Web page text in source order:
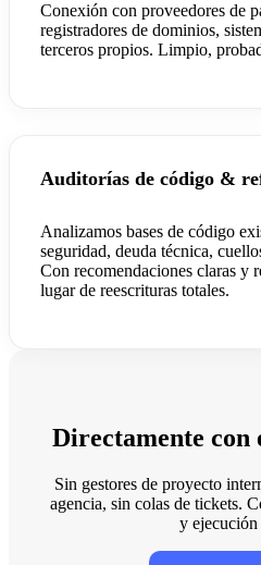
Conexión con proveedores de
registradores de dominios,
terceros propios. Limpio,
Auditorías de código &
Analizamos bases de código
seguridad, deuda técnica,
Con recomendaciones claras y
lugar de reescrituras totales.
Directamente
Sin gestores de proyecto
agencia, sin colas de tickets.
y ejecución